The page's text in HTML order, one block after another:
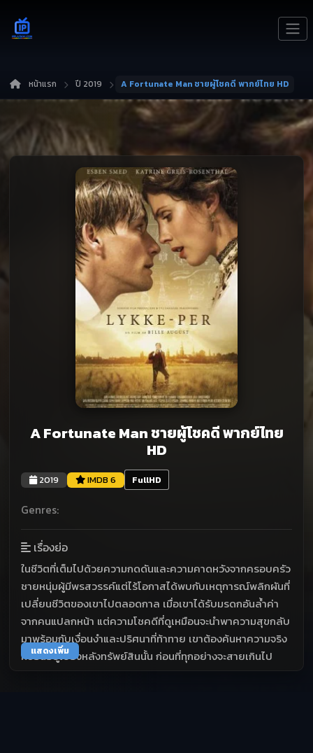
หน้าแรก ปี 2019 A Fortunate Man ชายผู้โชคดี พากย์ไทย HD
A Fortunate Man ชายผู้โชคดี พากย์ไทย
HD
2019 IMDB 6 FullHD
Genres:
เรื่องย่อ
ในชีวิตที่เต็มไปด้วยความกดดันและความคาดหวังจากครอบครัว
ชายหนุ่มผู้มีพรสวรรค์แต่ไร้โอกาสได้พบกับเหตุการณ์พลิกผันที่
เปลี่ยนชีวิตของเขาไปตลอดกาล เมื่อเขาได้รับมรดกอันล้ำค่า
จากคนแปลกหน้า แต่ความโชคดีที่ดูเหมือนจะนำพาความสุขกลับ
มาพร้อมกับเงื่อนงำและปริศนาที่ท้าทาย เขาต้องค้นหาความจริง
ที่ซ่อนอยู่เบื้องหลังทรัพย์สินนั้น ก่อนที่ทุกอย่างจะสายเกินไป
แสดงเพิ่ม